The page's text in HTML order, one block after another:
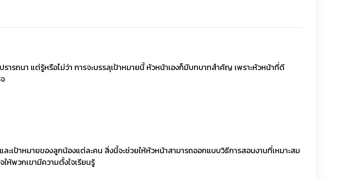
รถนา แต่รู้หรือไม่ว่า การจะบรรลุเป้าหมายนี้ หัวหน้าเองก็มีบทบาทสำคัญ เพราะหัวหน้าที่ดี
ะเป้าหมายของลูกน้องแต่ละคน สิ่งนี้จะช่วยให้หัวหน้าสามารถออกแบบวิธีการสอนงานที่เหมาะสม
ห้พวกเขามีความตั้งใจเรียนรู้